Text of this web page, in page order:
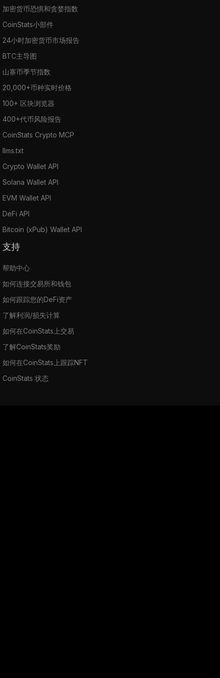
加密货币恐惧和贪婪指数
CoinStats小部件
24小时加密货币市场报告
BTC主导图
山寨币季节指数
20,000+币种实时价格
100+ 区块浏览器
400+代币风险报告
CoinStats Crypto MCP
llms.txt
Crypto Wallet API
Solana Wallet API
EVM Wallet API
DeFi API
Bitcoin (xPub) Wallet API
支持
帮助中心
如何连接交易所和钱包
如何跟踪您的DeFi资产
了解利润/损失计算
如何在CoinStats上交易
了解CoinStats奖励
如何在CoinStats上跟踪NFT
CoinStats 状态